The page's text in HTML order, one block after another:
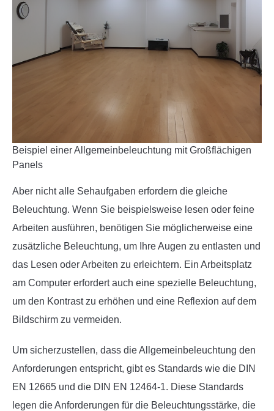
Beispiel einer Allgemeinbeleuchtung mit Großflächigen
Panels
Aber nicht alle Sehaufgaben erfordern die gleiche
Beleuchtung. Wenn Sie beispielsweise lesen oder feine
Arbeiten ausführen, benötigen Sie möglicherweise eine
zusätzliche Beleuchtung, um Ihre Augen zu entlasten und
das Lesen oder Arbeiten zu erleichtern. Ein Arbeitsplatz
am Computer erfordert auch eine spezielle Beleuchtung,
um den Kontrast zu erhöhen und eine Reflexion auf dem
Bildschirm zu vermeiden.
Um sicherzustellen, dass die Allgemeinbeleuchtung den
Anforderungen entspricht, gibt es Standards wie die DIN
EN 12665 und die DIN EN 12464-1. Diese Standards
legen die Anforderungen für die Beleuchtungsstärke, die